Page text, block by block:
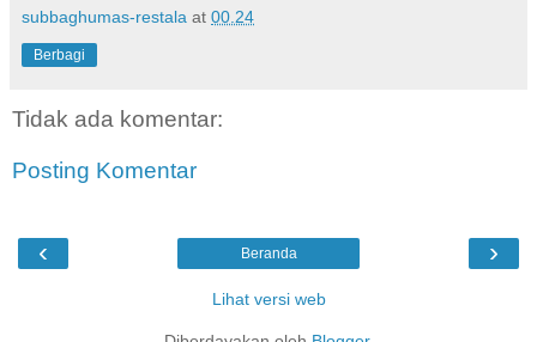
subbaghumas-restala at 00.24
Berbagi
Tidak ada komentar:
Posting Komentar
‹ ›
Beranda
Lihat versi web